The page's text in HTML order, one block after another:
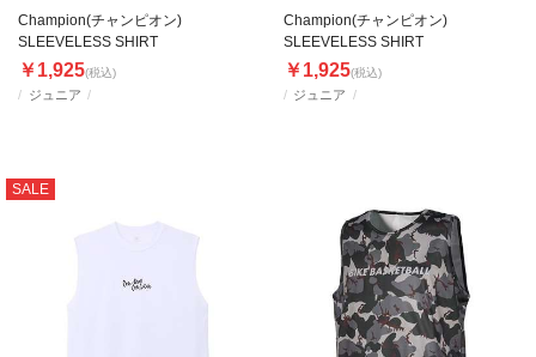
ジュニア
Champion(チャンピオン)
SLEEVELESS SHIRT
￥1,925(税込)
ジュニア
Champion(チャンピオン)
SLEEVELESS SHIRT
￥1,925(税込)
SALE